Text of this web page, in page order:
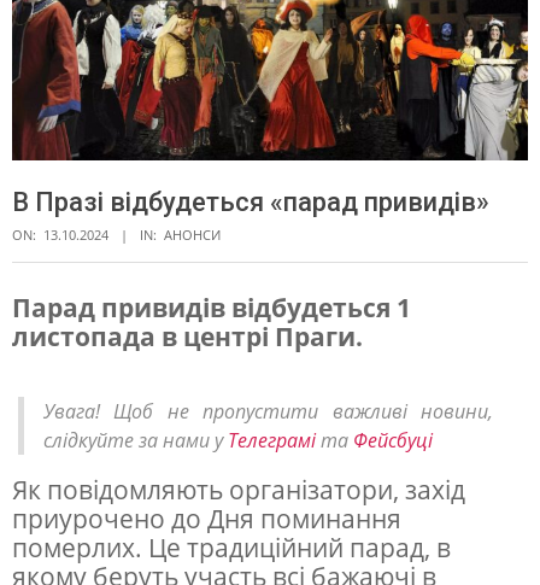
В Празі відбудеться «парад привидів»
ON: 13.10.2024 IN: АНОНСИ
В
а
з
і
в
Парад привидів відбудеться 1
листопада в центрі Праги.
Увага! Щоб не пропустити важливі новини,
слідкуйте за нами уТелеграміта Фейсбуці
Як повідомляють організатори, захід
приурочено до Дня поминання
померлих. Це традиційний парад, в
якому беруть участь всі бажаючі в